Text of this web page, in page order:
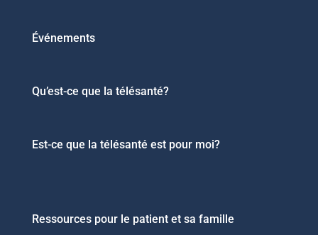
Événements
Qu’est-ce que la télésanté?
Est-ce que la télésanté est pour moi?
Ressources pour le patient et sa famille